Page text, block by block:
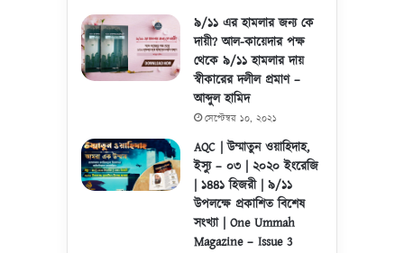
৯/১১ এর হামলার জন্য কে
দায়ী? আল-কায়েদার পক্ষ
থেকে ৯/১১ হামলার দায়
স্বীকারের দলীল প্রমাণ –
আব্দুল হামিদ
সেপ্টেম্বর ১০, ২০২১
AQC | উম্মাতুন ওয়াহিদাহ,
ইস্যু – ০৩ | ২০২০ ইংরেজি
| ১৪৪১ হিজরী | ৯/১১
উপলক্ষে প্রকাশিত বিশেষ
সংখ্যা | One Ummah
Magazine – Issue 3